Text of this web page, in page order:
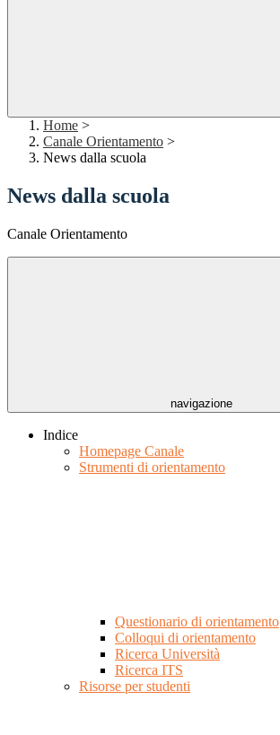
Home >
Canale Orientamento >
News dalla scuola
News dalla scuola
Canale Orientamento
navigazione
Indice
Homepage Canale
Strumenti di orientamento
Questionario di orientamento
Colloqui di orientamento
Ricerca Università
Ricerca ITS
Risorse per studenti